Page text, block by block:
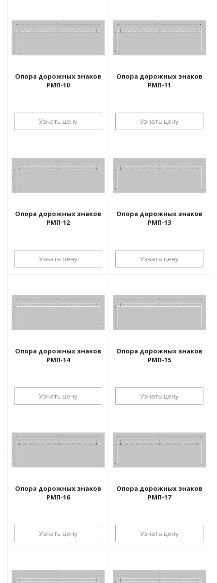
Опора дорожных знаков
РМП-10
Узнать цену
Опора дорожных знаков
РМП-11
Узнать цену
Опора дорожных знаков
РМП-12
Узнать цену
Опора дорожных знаков
РМП-13
Узнать цену
Опора дорожных знаков
РМП-14
Узнать цену
Опора дорожных знаков
РМП-15
Узнать цену
Опора дорожных знаков
РМП-16
Узнать цену
Опора дорожных знаков
РМП-17
Узнать цену